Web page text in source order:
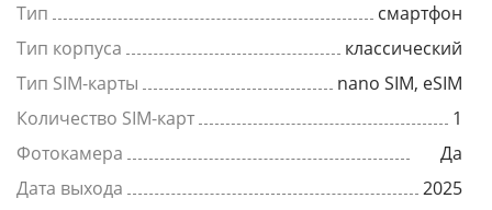
Тип
смартфон
Тип корпуса
классический
Тип SIM-карты
nano SIM, eSIM
Количество SIM-карт
1
Фотокамера
Да
Дата выхода
2025